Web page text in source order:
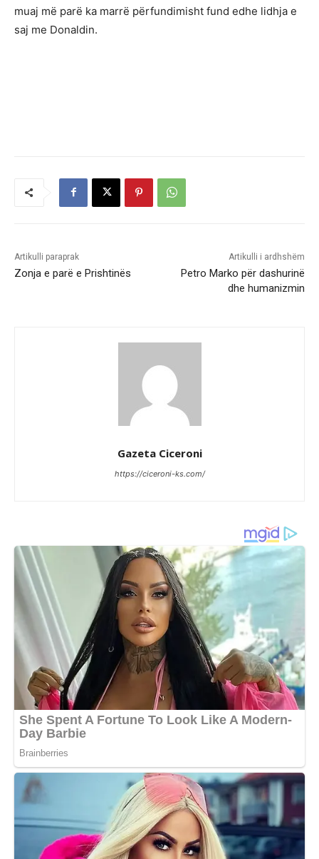
muaj më parë ka marrë përfundimisht fund edhe lidhja e
saj me Donaldin.
Artikulli paraprak
Zonja e parë e Prishtinës
Artikulli i ardhshëm
Petro Marko për dashurinë
dhe humanizmin
Gazeta Ciceroni
https://ciceroni-ks.com/